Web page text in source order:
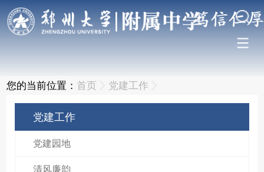
您的当前位置：首页 党建工作
党建工作
党建园地
清风廉韵